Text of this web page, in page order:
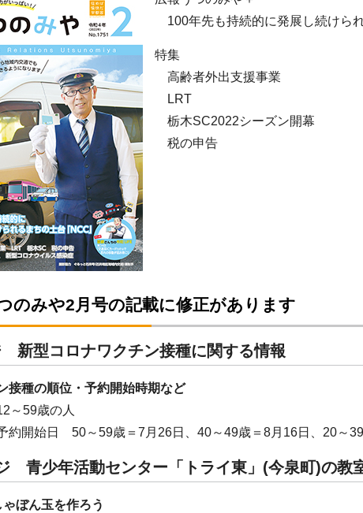
100年先も持続的に発展し続けら
特集
高齢者外出支援事業
LRT
栃木SC2022シーズン開幕
税の申告
のみや2月号の記載に修正があります
新型コロナワクチン接種に関する情報
接種の順位・予約開始時期など
～59歳の人
約開始日 50～59歳＝7月26日、40～49歳＝8月16日、20～
青少年活動センター「トライ東」(今泉町)の教
ぼん玉を作ろう